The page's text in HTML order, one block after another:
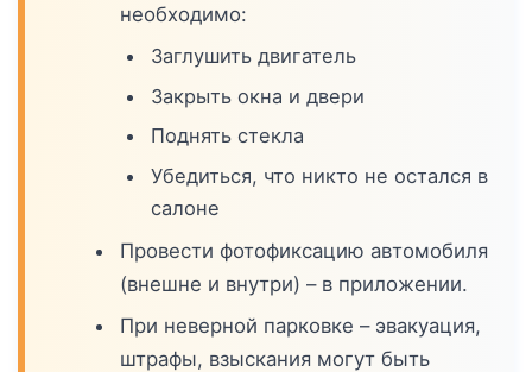
необходимо:
Заглушить двигатель
Закрыть окна и двери
Поднять стекла
Убедиться, что никто не остался в
салоне
Провести фотофиксацию автомобиля
(внешне и внутри) – в приложении.
При неверной парковке – эвакуация,
штрафы, взыскания могут быть